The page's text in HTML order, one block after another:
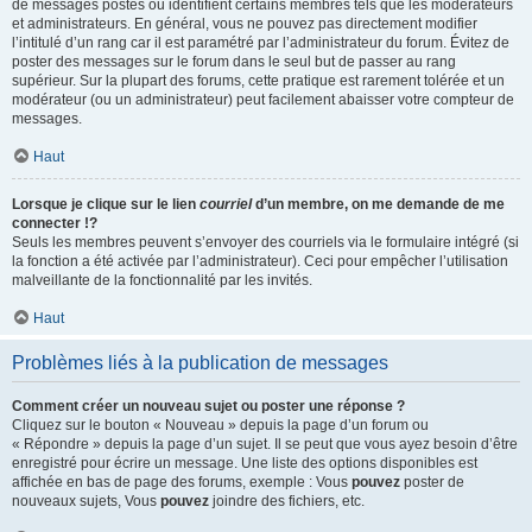
de messages postés ou identifient certains membres tels que les modérateurs
et administrateurs. En général, vous ne pouvez pas directement modifier
l’intitulé d’un rang car il est paramétré par l’administrateur du forum. Évitez de
poster des messages sur le forum dans le seul but de passer au rang
supérieur. Sur la plupart des forums, cette pratique est rarement tolérée et un
modérateur (ou un administrateur) peut facilement abaisser votre compteur de
messages.
Haut
Lorsque je clique sur le lien courrield’un membre, on me demande de me
connecter !?
Seuls les membres peuvent s’envoyer des courriels via le formulaire intégré (si
la fonction a été activée par l’administrateur). Ceci pour empêcher l’utilisation
malveillante de la fonctionnalité par les invités.
Haut
Problèmes liés à la publication de messages
Comment créer un nouveau sujet ou poster une réponse ?
Cliquez sur le bouton « Nouveau » depuis la page d’un forum ou
« Répondre » depuis la page d’un sujet. Il se peut que vous ayez besoin d’être
enregistré pour écrire un message. Une liste des options disponibles est
affichée en bas de page des forums, exemple : Vous pouvez poster de
nouveaux sujets, Vous pouvez joindre des fichiers, etc.